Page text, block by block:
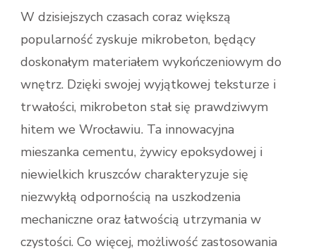
W dzisiejszych czasach coraz większą
popularność zyskuje mikrobeton, będący
doskonałym materiałem wykończeniowym do
wnętrz. Dzięki swojej wyjątkowej teksturze i
trwałości, mikrobeton stał się prawdziwym
hitem we Wrocławiu. Ta innowacyjna
mieszanka cementu, żywicy epoksydowej i
niewielkich kruszców charakteryzuje się
niezwykłą odpornością na uszkodzenia
mechaniczne oraz łatwością utrzymania w
czystości. Co więcej, możliwość zastosowania